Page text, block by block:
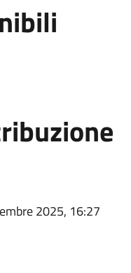
2025, 16:27